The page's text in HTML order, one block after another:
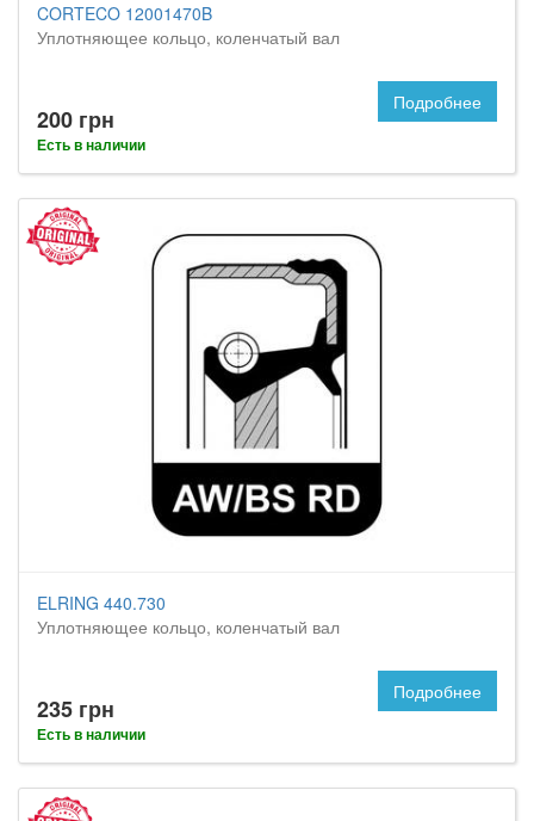
CORTECO 12001470B
Уплотняющее кольцо, коленчатый вал
200 грн
Есть в наличии
Подробнее
ELRING 440.730
Уплотняющее кольцо, коленчатый вал
235 грн
Есть в наличии
Подробнее